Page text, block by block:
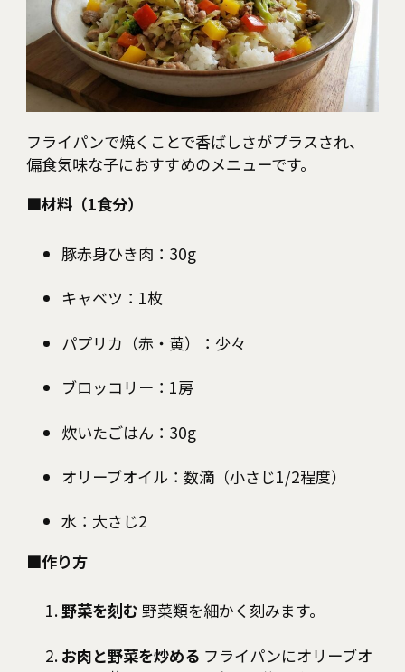
フライパンで焼くことで香ばしさがプラスされ、
偏食気味な子におすすめのメニューです。
■材料（1食分）
豚赤身ひき肉：30g
キャベツ：1枚
パプリカ（赤・黄）：少々
ブロッコリー：1房
炊いたごはん：30g
オリーブオイル：数滴（小さじ1/2程度）
水：大さじ2
■作り方
野菜を刻む 野菜類を細かく刻みます。
お肉と野菜を炒める フライパンにオリーブオ